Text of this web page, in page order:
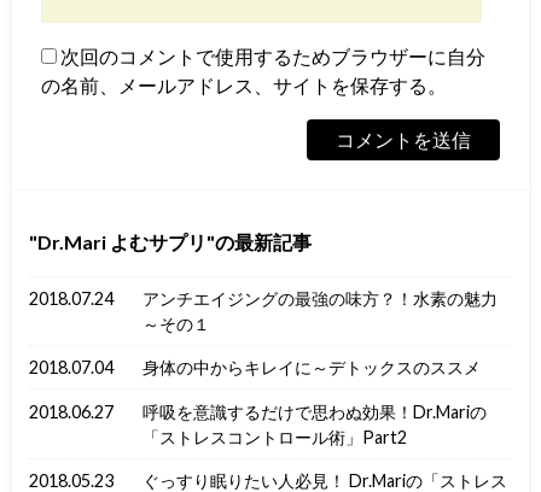
次回のコメントで使用するためブラウザーに自分
の名前、メールアドレス、サイトを保存する。
Dr.Mari よむサプリ の最新記事
2018.07.24
アンチエイジングの最強の味方？！水素の魅力
～その１
2018.07.04 身体の中からキレイに～デトックスのススメ
2018.06.27
呼吸を意識するだけで思わぬ効果！Dr.Mariの
「ストレスコントロール術」Part2
2018.05.23
ぐっすり眠りたい人必見！ Dr.Mariの「ストレス